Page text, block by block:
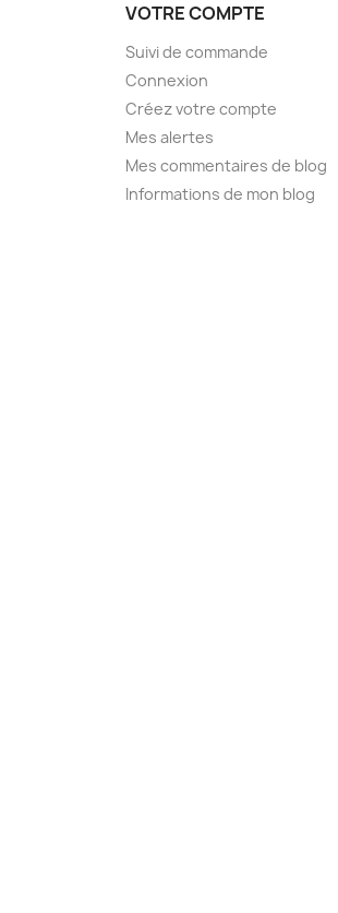
VOTRE COMPTE
Suivi de commande
Connexion
Créez votre compte
Mes alertes
Mes commentaires de blog
Informations de mon blog